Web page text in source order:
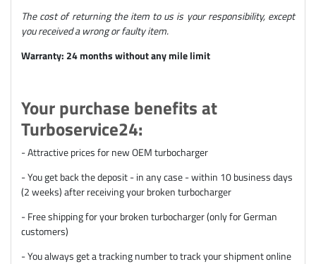
The cost of returning the item to us is your responsibility, except
you received a wrong or faulty item.
Warranty: 24 months without any mile limit
Your purchase benefits at
Turboservice24:
- Attractive prices for new OEM turbocharger
- You get back the deposit - in any case - within 10 business days
(2 weeks) after receiving your broken turbocharger
- Free shipping for your broken turbocharger (only for German
customers)
- You always get a tracking number to track your shipment online